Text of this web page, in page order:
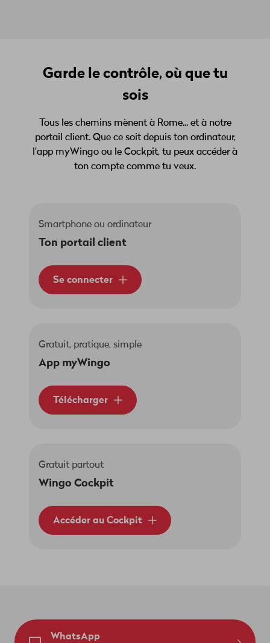
Garde le contrôle, où que tu
sois
Tous les chemins mènent à Rome... et à notre
portail client. Que ce soit depuis ton ordinateur,
l'app myWingo ou le Cockpit, tu peux accéder à
ton compte comme tu veux.
Smartphone ou ordinateur
Ton portail client
Se connecter
Gratuit, pratique, simple
App myWingo
Télécharger
Gratuit partout
Wingo Cockpit
Accéder au Cockpit
WhatsApp